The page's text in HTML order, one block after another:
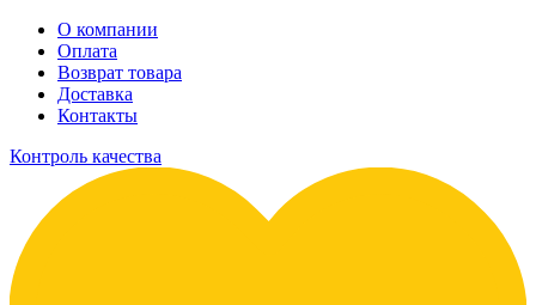
О компании
Оплата
Возврат товара
Доставка
Контакты
Контроль качества